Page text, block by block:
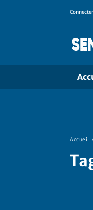
Accueil